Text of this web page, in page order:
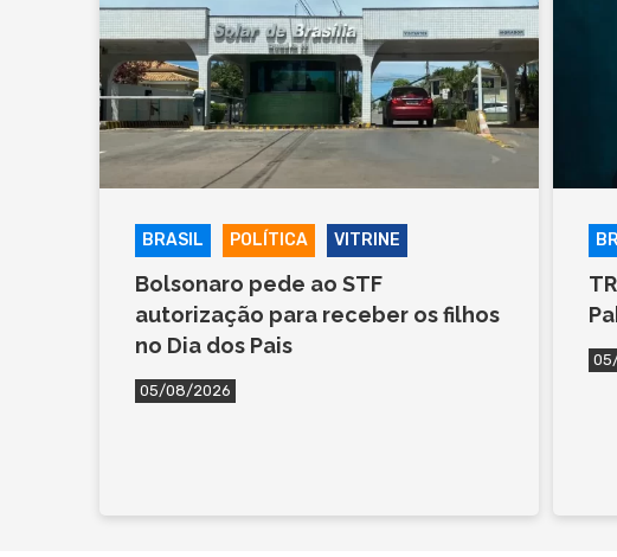
BRASIL POLÍTICA VITRINE
Bolsonaro pede ao STF
autorização para receber os filhos
no Dia dos Pais
05/08/2026